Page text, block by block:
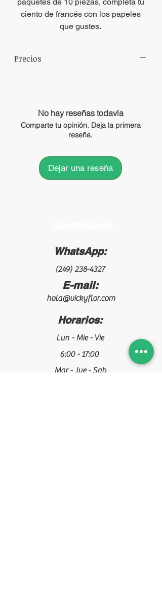
ciento de francés con los papeles
que gustes.
Precios
No hay reseñas todavía
Comparte tu opinión. Deja la primera
reseña.
Dejar una reseña
WhatsApp:
(249) 238-4327
E-mail:
hola@vickyflor.com
Horarios:
Lun - Mie - Vie
6:00 - 17:00
Mar - Jue - Sab